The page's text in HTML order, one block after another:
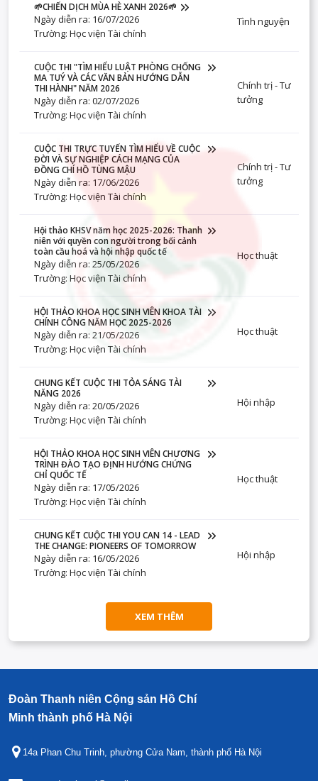
🌱CHIẾN DỊCH MÙA HÈ XANH 2026🌱
Ngày diễn ra: 16/07/2026
Trường: Học viện Tài chính
Tình nguyện
CUỘC THI "TÌM HIỂU LUẬT PHÒNG CHỐNG
MA TUÝ VÀ CÁC VĂN BẢN HƯỚNG DẪN
THI HÀNH" NĂM 2026
Ngày diễn ra: 02/07/2026
Trường: Học viện Tài chính
Chính trị - Tư
tưởng
CUỘC THI TRỰC TUYẾN TÌM HIỂU VỀ CUỘC
ĐỜI VÀ SỰ NGHIỆP CÁCH MẠNG CỦA
ĐỒNG CHÍ HỒ TÙNG MẬU
Ngày diễn ra: 17/06/2026
Trường: Học viện Tài chính
Chính trị - Tư
tưởng
Hội thảo KHSV năm học 2025-2026: Thanh
niên với quyền con người trong bối cảnh
toàn cầu hoá và hội nhập quốc tế
Ngày diễn ra: 25/05/2026
Trường: Học viện Tài chính
Học thuật
HỘI THẢO KHOA HỌC SINH VIÊN KHOA TÀI
CHÍNH CÔNG NĂM HỌC 2025-2026
Ngày diễn ra: 21/05/2026
Trường: Học viện Tài chính
Học thuật
CHUNG KẾT CUỘC THI TỎA SÁNG TÀI
NĂNG 2026
Ngày diễn ra: 20/05/2026
Trường: Học viện Tài chính
Hội nhập
HỘI THẢO KHOA HỌC SINH VIÊN CHƯƠNG
TRÌNH ĐÀO TẠO ĐỊNH HƯỚNG CHỨNG
CHỈ QUỐC TẾ
Ngày diễn ra: 17/05/2026
Trường: Học viện Tài chính
Học thuật
CHUNG KẾT CUỘC THI YOU CAN 14 - LEAD
THE CHANGE: PIONEERS OF TOMORROW
Ngày diễn ra: 16/05/2026
Trường: Học viện Tài chính
Hội nhập
XEM THÊM
Đoàn Thanh niên Cộng sản Hồ Chí
Minh thành phố Hà Nội
14a Phan Chu Trinh, phường Cửa Nam, thành phố Hà Nội